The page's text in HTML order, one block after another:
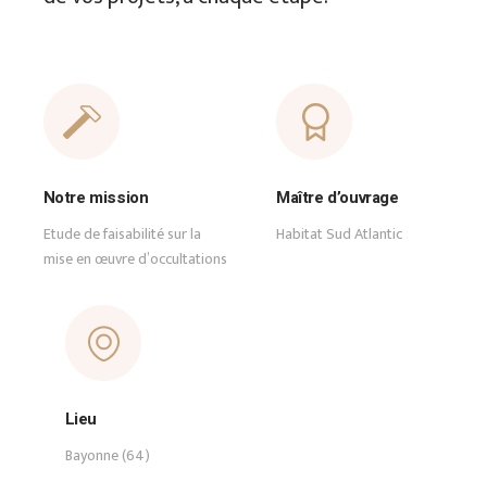
Notre mission
Etude de faisabilité sur la
mise en œuvre d’occultations
Maître d’ouvrage
Habitat Sud Atlantic
Lieu
Bayonne (64)